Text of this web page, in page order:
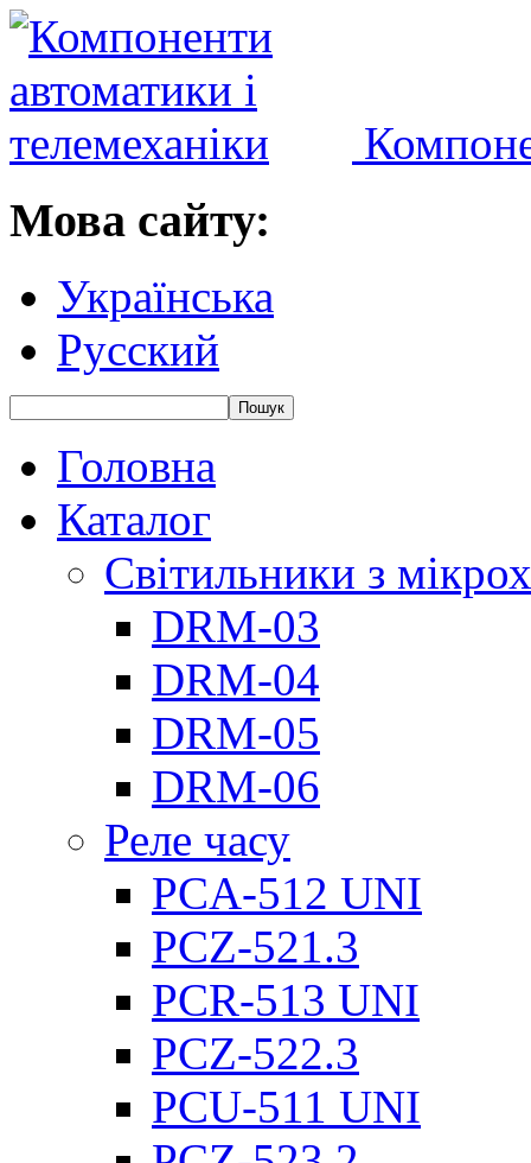
Мова сайту:
Українська
Русский
Головна
Каталог
Світильники з
DRM-03
DRM-04
DRM-05
DRM-06
Реле часу
PCA-512 UNI
PCZ-521.3
PCR-513 UNI
PCZ-522.3
PCU-511 UNI